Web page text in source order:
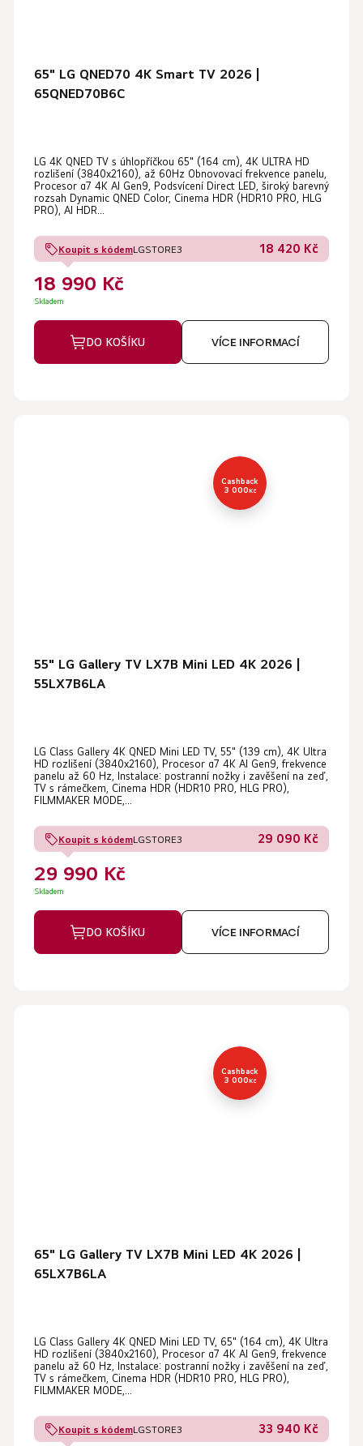
65" LG QNED70 4K Smart TV 2026 |
65QNED70B6C
LG 4K QNED TV s úhlopříčkou 65" (164 cm), 4K ULTRA HD
rozlišení (3840x2160), až 60Hz Obnovovací frekvence panelu,
Procesor α7 4K AI Gen9, Podsvícení Direct LED, široký barevný
rozsah Dynamic QNED Color, Cinema HDR (HDR10 PRO, HLG
PRO), AI HDR...
Koupit s kódemLGSTORE3 18 420 Kč
18 990 Kč
Skladem
DO KOŠÍKU VÍCE INFORMACÍ
55" LG Gallery TV LX7B Mini LED 4K 2026 |
55LX7B6LA
LG Class Gallery 4K QNED Mini LED TV, 55" (139 cm), 4K Ultra
HD rozlišení (3840x2160), Procesor α7 4K AI Gen9, frekvence
panelu až 60 Hz, Instalace: postranní nožky i zavěšení na zeď,
TV s rámečkem, Cinema HDR (HDR10 PRO, HLG PRO),
FILMMAKER MODE,...
Koupit s kódemLGSTORE3 29 090 Kč
29 990 Kč
Skladem
DO KOŠÍKU VÍCE INFORMACÍ
Cashback
3 000Kč
65" LG Gallery TV LX7B Mini LED 4K 2026 |
65LX7B6LA
LG Class Gallery 4K QNED Mini LED TV, 65" (164 cm), 4K Ultra
HD rozlišení (3840x2160), Procesor α7 4K AI Gen9, frekvence
panelu až 60 Hz, Instalace: postranní nožky i zavěšení na zeď,
TV s rámečkem, Cinema HDR (HDR10 PRO, HLG PRO),
FILMMAKER MODE,...
Koupit s kódemLGSTORE3 33 940 Kč
Cashback
3 000Kč